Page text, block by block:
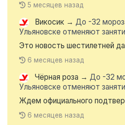
5 месяцев назад
Викосик → До -32
Ульяновске отменяют
Это новость шестилетней
6 месяцев назад
Чёрная роза → До -32
Ульяновске отменяют
Ждем официального
6 месяцев назад